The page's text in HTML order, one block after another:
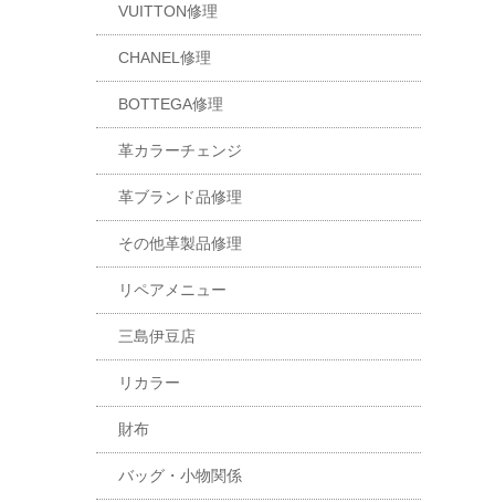
VUITTON修理
CHANEL修理
BOTTEGA修理
革カラーチェンジ
革ブランド品修理
その他革製品修理
リペアメニュー
三島伊豆店
リカラー
財布
バッグ・小物関係